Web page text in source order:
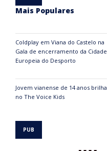
Mais Populares
Coldplay em Viana do Castelo na
Gala de encerramento da Cidade
Europeia do Desporto
Jovem vianense de 14 anos brilha
no The Voice Kids